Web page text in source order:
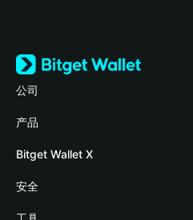
公司
关于 Bitget Wallet
博客
学院
产品
加密卡
稳定币理财
Bitget Wallet X
开发者文档
安全